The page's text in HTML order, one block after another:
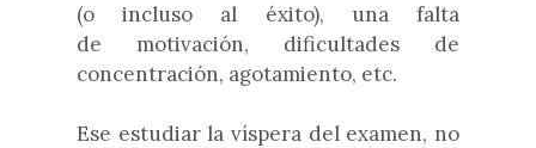
(o incluso al éxito), una falta
de motivación, dificultades de
concentración, agotamiento, etc.
Ese estudiar la víspera del examen, no